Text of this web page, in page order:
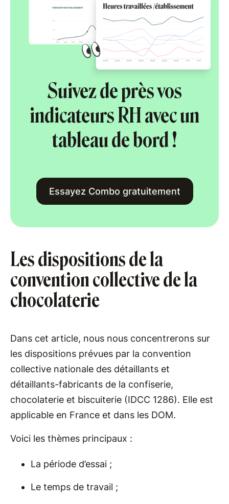
Suivez de près vos
indicateurs RH avec un
tableau de bord !
Essayez Combo gratuitement
Les dispositions de la
convention collective de la
chocolaterie
Dans cet article, nous nous concentrerons sur
les dispositions prévues par la convention
collective nationale des détaillants et
détaillants-fabricants de la confiserie,
chocolaterie et biscuiterie (IDCC 1286). Elle est
applicable en France et dans les DOM.
Voici les thèmes principaux :
La période d’essai ;
Le temps de travail ;